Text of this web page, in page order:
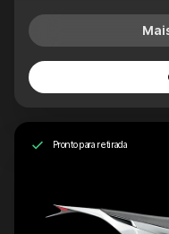
Pronto para retirada